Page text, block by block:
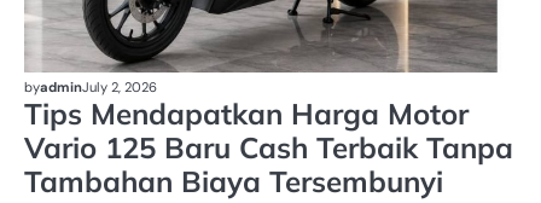
byadminJuly 2, 2026
Tips Mendapatkan Harga Motor
Vario 125 Baru Cash Terbaik Tanpa
Tambahan Biaya Tersembunyi